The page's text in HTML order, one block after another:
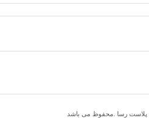
پلاست رسا .محفوظ می باشد